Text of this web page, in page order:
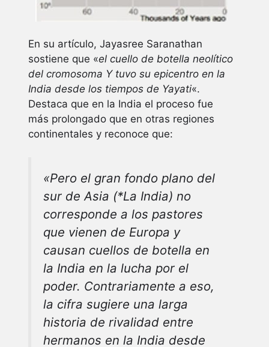
En su artículo, Jayasree Saranathan
sostiene que «el cuello de botella neolítico
del cromosoma Y tuvo su epicentro en la
India desde los tiempos de Yayati«.
Destaca que en la India el proceso fue
más prolongado que en otras regiones
continentales y reconoce que:
«Pero el gran fondo plano del
sur de Asia (*La India) no
corresponde a los pastores
que vienen de Europa y
causan cuellos de botella en
la India en la lucha por el
poder. Contrariamente a eso,
la cifra sugiere una larga
historia de rivalidad entre
hermanos en la India desde